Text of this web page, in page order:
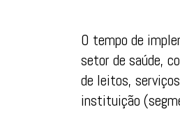
O tempo de
setor de saúde,
de leitos,
instituição